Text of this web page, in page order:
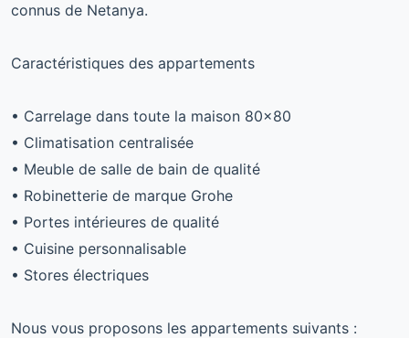
connus de Netanya.
Caractéristiques des appartements
• Carrelage dans toute la maison 80x80
• Climatisation centralisée
• Meuble de salle de bain de qualité
• Robinetterie de marque Grohe
• Portes intérieures de qualité
• Cuisine personnalisable
• Stores électriques
Nous vous proposons les appartements suivants :